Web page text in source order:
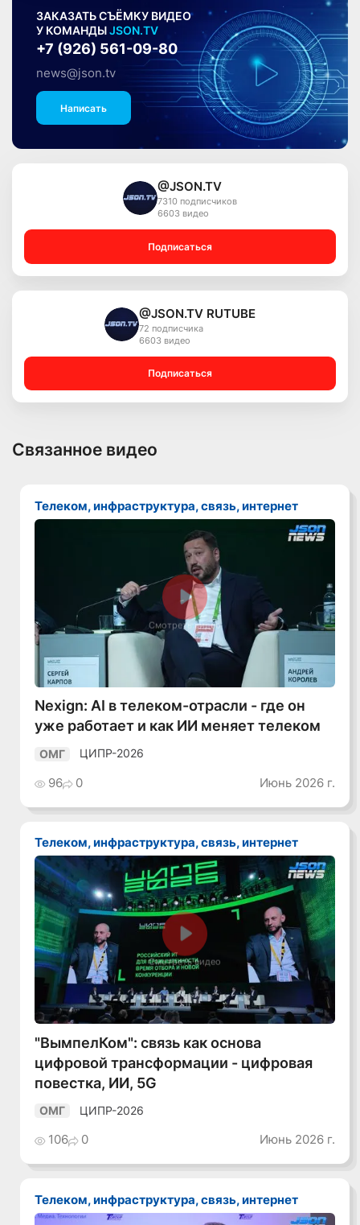
ЗАКАЗАТЬ СЪЁМКУ ВИДЕО
У КОМАНДЫJSON.TV
+7 (926) 561-09-80
news@json.tv
Написать
@JSON.TV
7310 подписчиков
6603 видео
Подписаться
@JSON.TV RUTUBE
72 подписчика
6603 видео
Подписаться
Связанное видео
Телеком, инфраструктура, связь, интернет
Смотреть видео
Nexign: AI в телеком-отрасли - где он
уже работает и как ИИ меняет телеком
ОМГ ЦИПР-2026
96 0 Июнь 2026 г.
Телеком, инфраструктура, связь, интернет
Смотреть видео
"ВымпелКом": связь как основа
цифровой трансформации - цифровая
повестка, ИИ, 5G
ОМГ ЦИПР-2026
106 0 Июнь 2026 г.
Телеком, инфраструктура, связь, интернет